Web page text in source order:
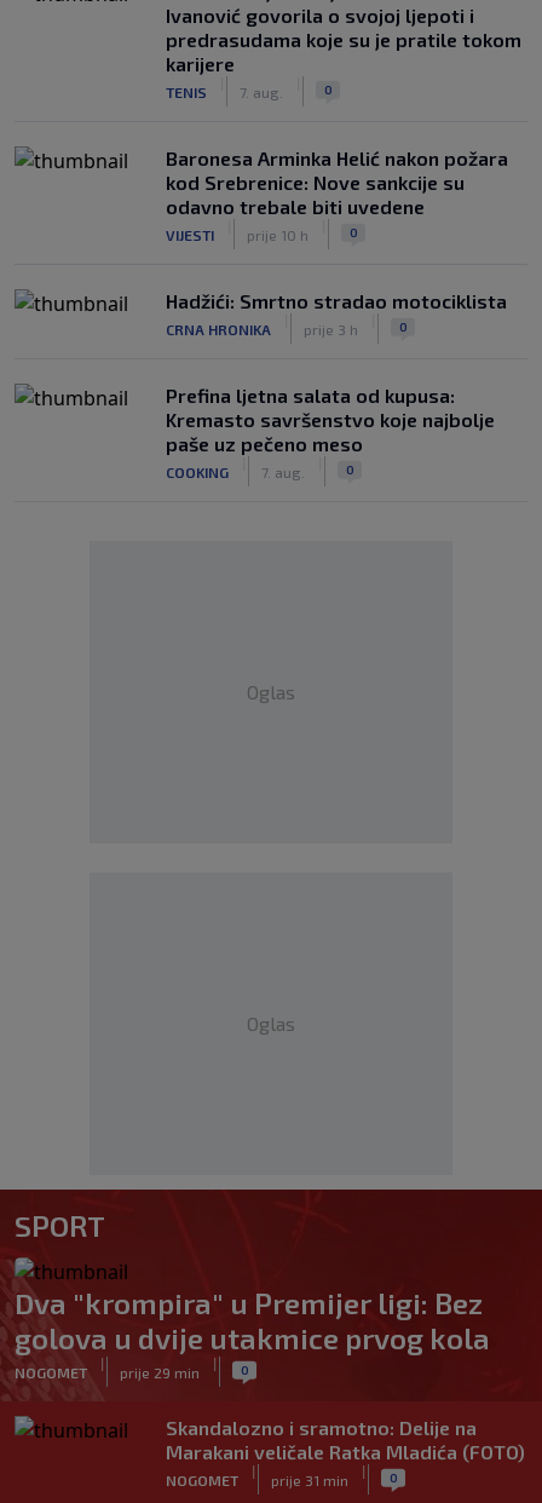
Ivanović govorila o svojoj ljepoti i
predrasudama koje su je pratile tokom
karijere
TENIS 7. aug. 0
Baronesa Arminka Helić nakon požara
kod Srebrenice: Nove sankcije su
odavno trebale biti uvedene
VIJESTI prije 10 h 0
Hadžići: Smrtno stradao motociklista
CRNA HRONIKA prije 3 h 0
Prefina ljetna salata od kupusa:
Kremasto savršenstvo koje najbolje
paše uz pečeno meso
COOKING 7. aug. 0
Oglas
Oglas
SPORT
Dva "krompira" u Premijer ligi: Bez
golova u dvije utakmice prvog kola
NOGOMET
|
prije 29 min
| 0
Skandalozno i sramotno: Delije na
Marakani veličale Ratka Mladića (FOTO)
NOGOMET
|
prije 31 min
| 0